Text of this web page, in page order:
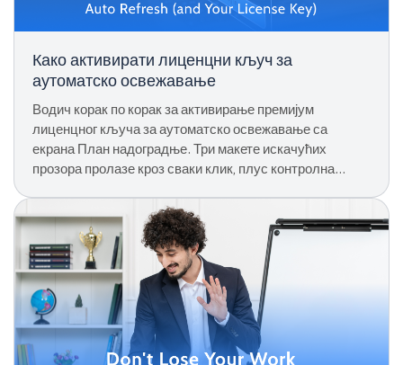
Како активирати лиценцни кључ за
аутоматско освежавање
Водич корак по корак за активирање премијум
лиценцног кључа за аутоматско освежавање са
екрана План надоградње. Три макете искачућих
прозора пролазе кроз сваки клик, плус контролна